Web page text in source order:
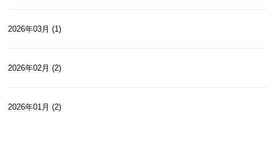
2026年03月 (1)
2026年02月 (2)
2026年01月 (2)